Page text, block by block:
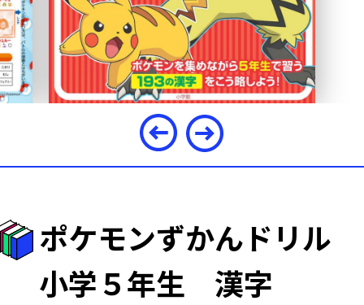
ポケモンずかんドリル
小学５年生 漢字